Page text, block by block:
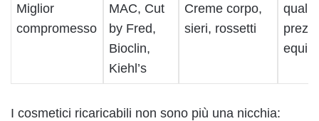
Miglior
compromesso
MAC, Cut
by Fred,
Bioclin,
Kiehl’s
Creme corpo,
sieri, rossetti
I cosmetici ricaricabili non sono più una nicchia: